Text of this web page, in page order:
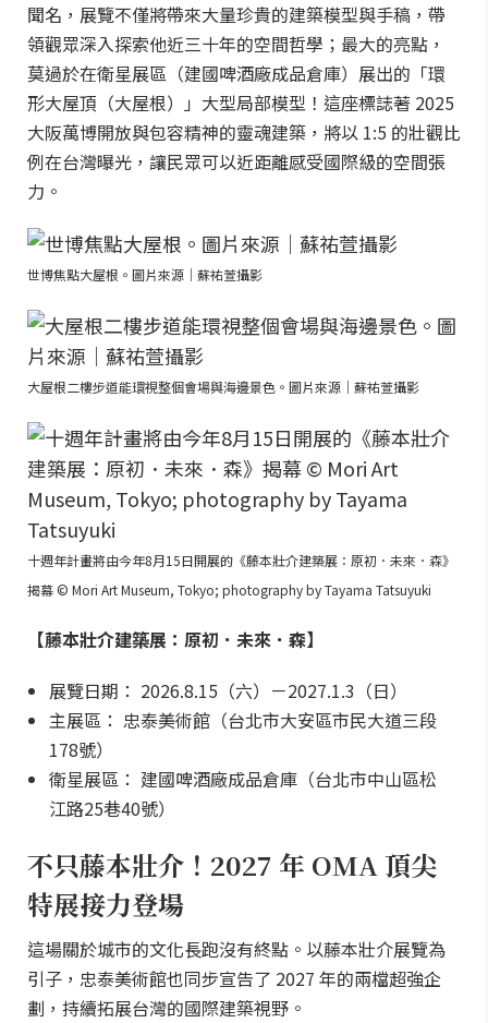
聞名，展覽不僅將帶來大量珍貴的建築模型與手稿，帶
領觀眾深入探索他近三十年的空間哲學；最大的亮點，
莫過於在衛星展區（建國啤酒廠成品倉庫）展出的「環
形大屋頂（大屋根）」大型局部模型！這座標誌著 2025
大阪萬博開放與包容精神的靈魂建築，將以 1:5 的壯觀比
例在台灣曝光，讓民眾可以近距離感受國際級的空間張
力。
世博焦點大屋根。圖片來源｜蘇祐萱攝影
大屋根二樓步道能環視整個會場與海邊景色。圖片來源｜蘇祐萱攝影
十週年計畫將由今年8月15日開展的《藤本壯介建築展：原初．未來．森》
揭幕 © Mori Art Museum, Tokyo; photography by Tayama Tatsuyuki
【藤本壯介建築展：原初．未來．森】
展覽日期： 2026.8.15（六）－2027.1.3（日）
主展區： 忠泰美術館（台北市大安區市民大道三段
178號）
衛星展區： 建國啤酒廠成品倉庫（台北市中山區松
江路25巷40號）
不只藤本壯介！2027 年 OMA 頂尖
特展接力登場
這場關於城市的文化長跑沒有終點。以藤本壯介展覽為
引子，忠泰美術館也同步宣告了 2027 年的兩檔超強企
劃，持續拓展台灣的國際建築視野。